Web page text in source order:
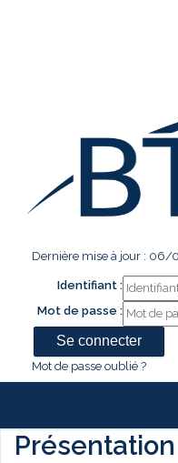
Dernière mise à jour :
Identifiant :
Mot de passe :
Mot de passe oublié ?
Présentation